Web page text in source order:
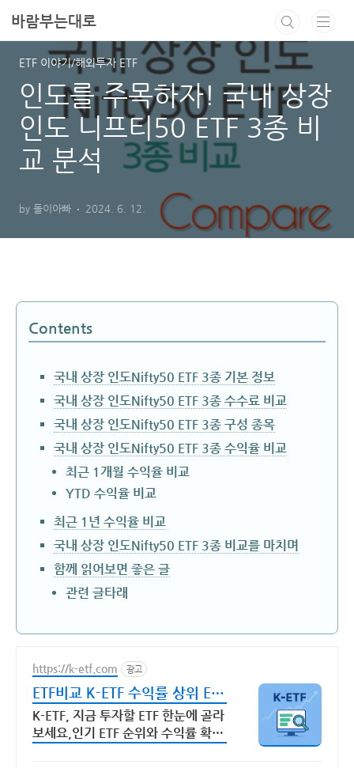
바람부는대로
ETF 이야기/해외투자 ETF
인도를 주목하자! 국내 상장
인도 니프티50 ETF 3종 비
교 분석
by 돌이아빠 2024. 6. 12.
Contents
국내 상장 인도Nifty50 ETF 3종 기본 정보
국내 상장 인도Nifty50 ETF 3종 수수료 비교
국내 상장 인도Nifty50 ETF 3종 구성 종목
국내 상장 인도Nifty50 ETF 3종 수익율 비교
최근 1개월 수익율 비교
YTD 수익율 비교
최근 1년 수익율 비교
국내 상장 인도Nifty50 ETF 3종 비교를 마치며
함께 읽어보면 좋은 글
관련 글타래
https://k-etf.com 광고
ETF비교 K-ETF 수익률 상위 ETF
한눈에!
K-ETF, 지금 투자할 ETF 한눈에 골라
보세요,인기 ETF 순위와 수익률 확인